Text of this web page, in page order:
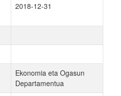
2018-12-31
Ekonomia eta Ogasun
Departamentua